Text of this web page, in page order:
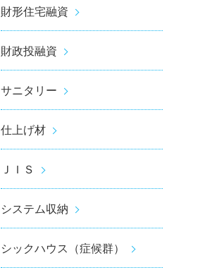
財形住宅融資
財政投融資
サニタリー
仕上げ材
ＪＩＳ
システム収納
シックハウス（症候群）